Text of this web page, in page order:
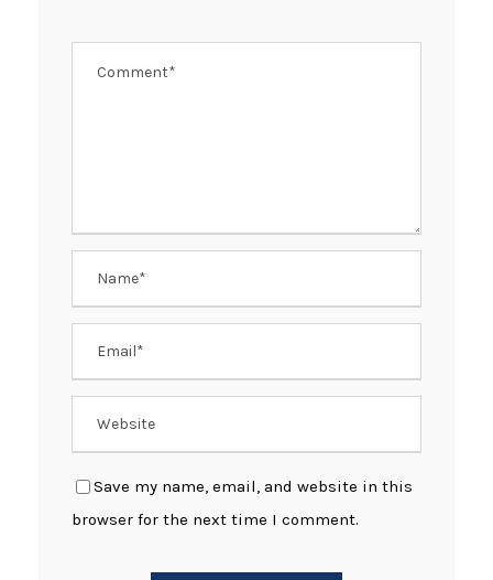
Save my name, email, and website in this
browser for the next time I comment.